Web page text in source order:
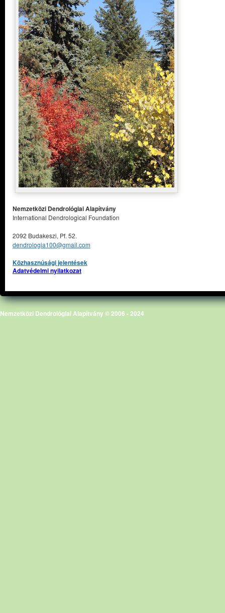
Nemzetközi Dendrológiai Alapítvány
International Dendrological Foundation
2092 Budakeszi, Pf. 52.
dendrologia100@gmail.com
Közhasznúsági jelentések
Adatvédelmi nyilatkozat
Nemzetközi Dendrológiai Alapítvány © 2006 - 2024